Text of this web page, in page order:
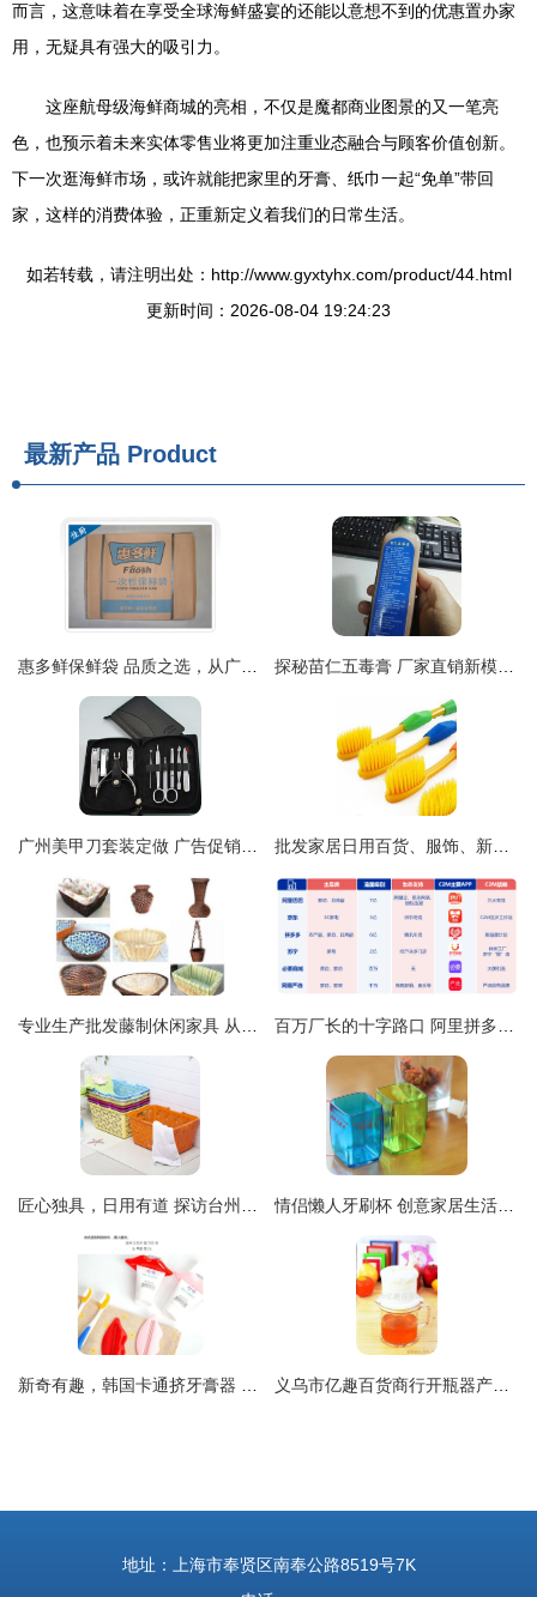
而言，这意味着在享受全球海鲜盛宴的还能以意想不到的优惠置办家
用，无疑具有强大的吸引力。
这座航母级海鲜商城的亮相，不仅是魔都商业图景的又一笔亮
色，也预示着未来实体零售业将更加注重业态融合与顾客价值创新。
下一次逛海鲜市场，或许就能把家里的牙膏、纸巾一起“免单”带回
家，这样的消费体验，正重新定义着我们的日常生活。
如若转载，请注明出处：http://www.gyxtyhx.com/product/44.html
更新时间：2026-08-04 19:24:23
最新产品 Product
地址：上海市奉贤区南奉公路8519号7K